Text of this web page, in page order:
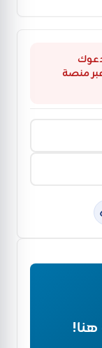
منصة
هنا!